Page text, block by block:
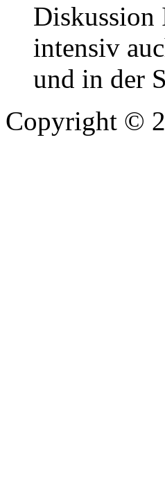
Diskussion
intensiv
und in der
Copyright ©